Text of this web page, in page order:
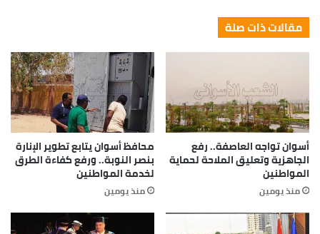
مقالات ذات صلة
أسوان تواجه العاصفة.. رفع
الجاهزية وتعليق الملاحة لحماية
المواطنين
منذ يومين
محافظ أسوان يتابع تطوير الإنارة
بنصر النوبة.. ورفع كفاءة الطرق
لخدمة المواطنين
منذ يومين